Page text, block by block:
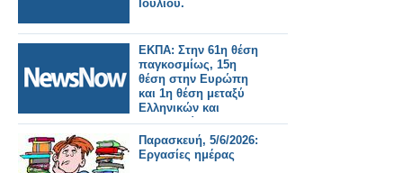
Ιουλίου.
ΕΚΠΑ: Στην 61η θέση
παγκοσμίως, 15η
θέση στην Ευρώπη
και 1η θέση μεταξύ
Ελληνικών και
Κυπριακών
Πανεπιστημίων στη
διεθνή κατάταξη
Πανεπιστημίων AD
Παρασκευή, 5/6/2026:
Εργασίες ημέρας